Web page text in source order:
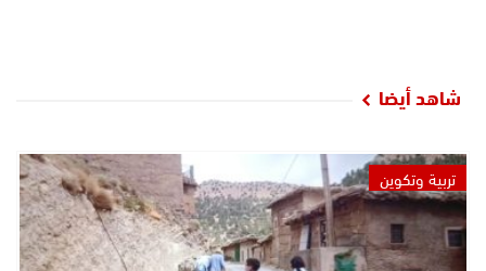
شاهد أيضا
تربية وتكوين